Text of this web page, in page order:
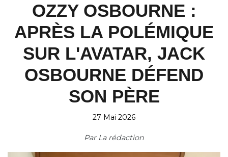
OZZY OSBOURNE :
APRÈS LA POLÉMIQUE
SUR L'AVATAR, JACK
OSBOURNE DÉFEND
SON PÈRE
27 Mai 2026
Par La rédaction